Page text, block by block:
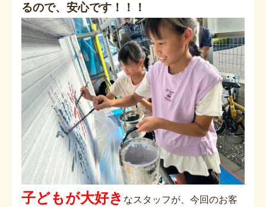
るので、安心です！！！
子どもが大好き なスタッフが、今回のお客